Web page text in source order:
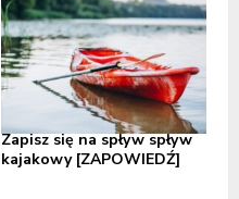
Zapisz się na spływ spływ
kajakowy [ZAPOWIEDŹ]